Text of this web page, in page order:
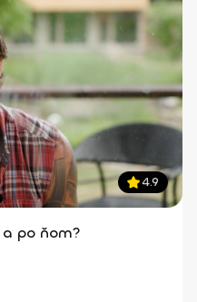
4.9
po ňom?